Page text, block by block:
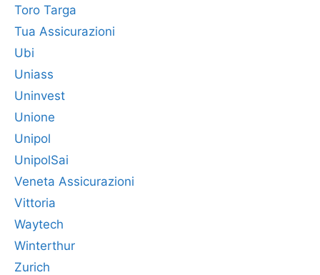
Toro Targa
Tua Assicurazioni
Ubi
Uniass
Uninvest
Unione
Unipol
UnipolSai
Veneta Assicurazioni
Vittoria
Waytech
Winterthur
Zurich